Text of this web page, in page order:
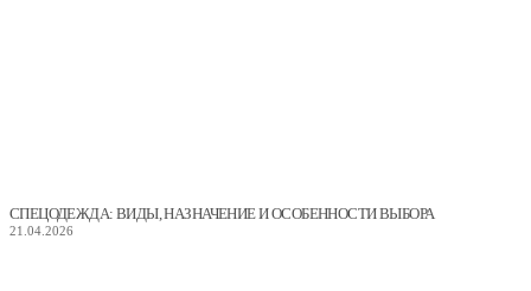
СПЕЦОДЕЖДА: ВИДЫ, НАЗНАЧЕНИЕ И ОСОБЕННОСТИ ВЫБОРА
21.04.2026